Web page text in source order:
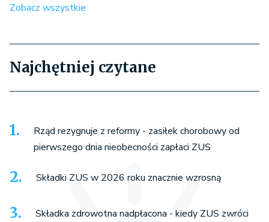
Zobacz wszystkie
Najchętniej czytane
Rząd rezygnuje z reformy - zasiłek chorobowy od
pierwszego dnia nieobecności zapłaci ZUS
Składki ZUS w 2026 roku znacznie wzrosną
Składka zdrowotna nadpłacona - kiedy ZUS zwróci